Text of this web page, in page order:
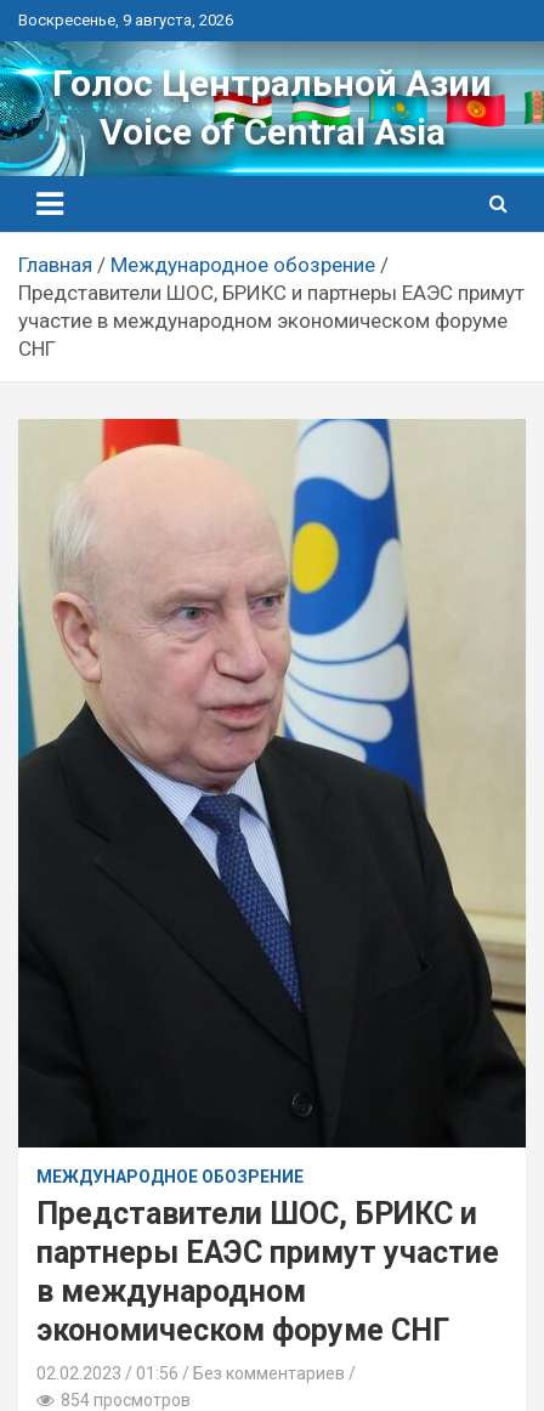
Перейти
к
контенту
Воскресенье, 9 августа, 2026
Голос Центральной Азии
Voice of Central Asia
Главная
Международное обозрение
Представители ШОС, БРИКС и партнеры ЕАЭС примут
участие в международном экономическом форуме
СНГ
МЕЖДУНАРОДНОЕ ОБОЗРЕНИЕ
Представители ШОС, БРИКС и
партнеры ЕАЭС примут участие
в международном
экономическом форуме СНГ
02.02.2023 01:56 / Без комментариев
854 просмотров